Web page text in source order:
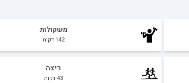
משקולות
142 דקות
ריצה
43דקות